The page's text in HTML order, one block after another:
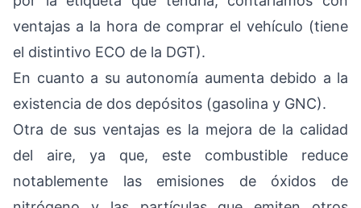
ventajas a la hora de comprar el vehículo (tiene
el distintivo ECO de la DGT).
En cuanto a su autonomía aumenta debido a la
existencia de dos depósitos (gasolina y GNC).
Otra de sus ventajas es la mejora de la calidad
del aire, ya que, este combustible reduce
notablemente las emisiones de óxidos de